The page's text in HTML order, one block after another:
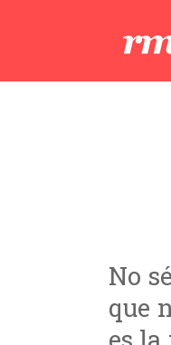
No
que